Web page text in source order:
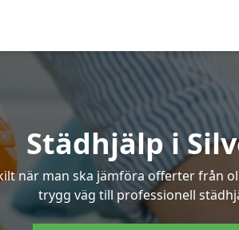
Städhjälp i
när man ska jämföra offerter från
trygg väg till professionell